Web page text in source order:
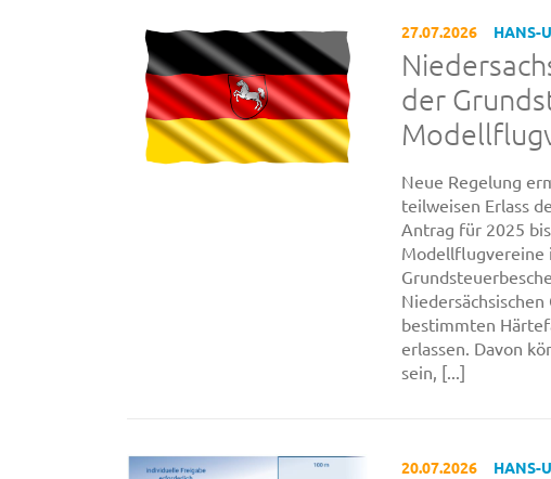
27.07.2026 HANS-
der
Neue Regelung
teilweisen Erlass
Antrag für 2025
Modellflugvereine
bestimmten
erlassen. Davon
sein, [...]
20.07.2026 HANS-